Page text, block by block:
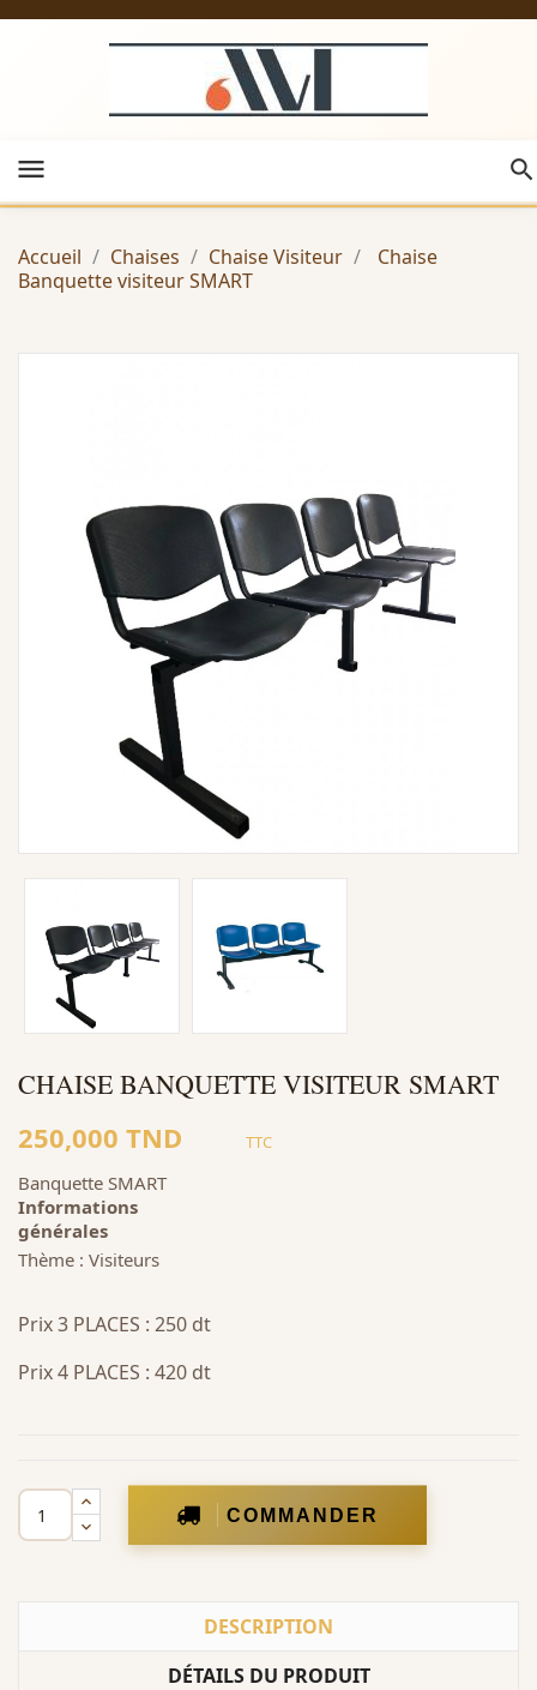
menu
Accueil Chaises Chaise Visiteur
Chaise
Banquette visiteur SMART
CHAISE BANQUETTE VISITEUR SMART
250,000 TND TTC
Banquette SMART
Informations
générales
Thème : Visiteurs
Prix 3 PLACES : 250 dt
Prix 4 PLACES : 420 dt
COMMANDER
DESCRIPTION
DÉTAILS DU PRODUIT